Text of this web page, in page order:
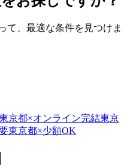
て、最適な条件を見つけま
京都×オンライン完結東京
東京都×少額OK